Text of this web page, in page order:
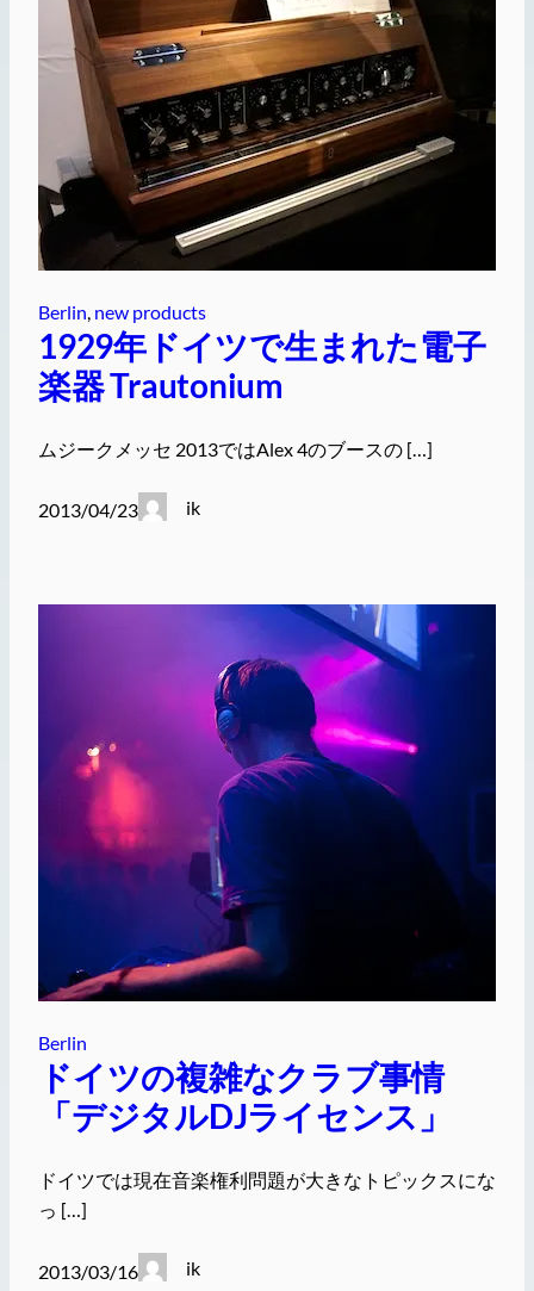
Berlin, new products
1929年ドイツで生まれた電子
楽器 Trautonium
ムジークメッセ 2013ではAlex 4のブースの […]
2013/04/23 ik
Berlin
ドイツの複雑なクラブ事情
「デジタルDJライセンス」
ドイツでは現在音楽権利問題が大きなトピックスにな
っ […]
2013/03/16 ik